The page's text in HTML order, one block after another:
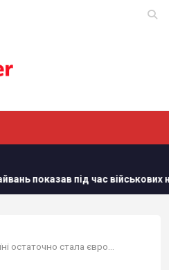
навчань дрони, якими Україна